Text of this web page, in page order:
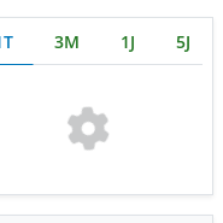
3M 1J 5J